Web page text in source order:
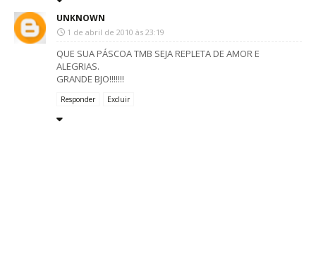
UNKNOWN
1 de abril de 2010 às 23:19
QUE SUA PÁSCOA TMB SEJA REPLETA DE AMOR E
ALEGRIAS.
GRANDE BJO!!!!!!!
Responder Excluir